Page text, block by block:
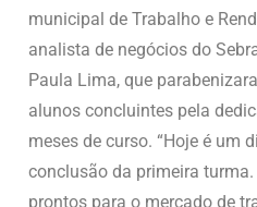
municipal de Trabalho e
analista de negócios do
Paula Lima, que
alunos concluintes pela
meses de curso. “Hoje é um
conclusão da primeira
prontos para o mercado de